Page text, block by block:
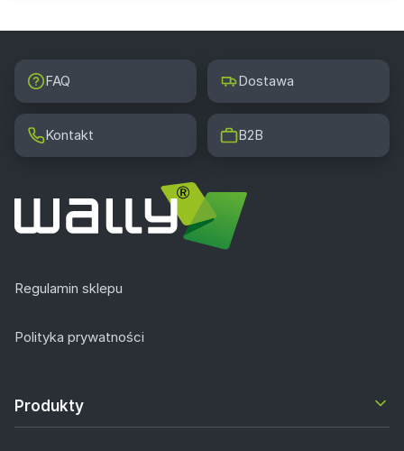
FAQ Dostawa
Kontakt B2B
Regulamin sklepu
Polityka prywatności
Produkty